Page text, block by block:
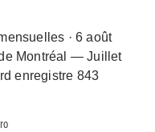
· 6 août
Montréal — Juillet
enregistre 843